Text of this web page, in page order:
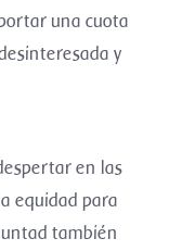
una cuota
y
en las
equidad para
también